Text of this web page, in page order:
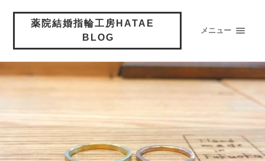
薬院結婚指輪工房HATAE
BLOG
メニュー